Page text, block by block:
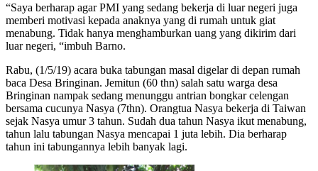
“Saya berharap agar PMI yang sedang bekerja di luar negeri juga
memberi motivasi kepada anaknya yang di rumah untuk giat
menabung. Tidak hanya menghamburkan uang yang dikirim dari
luar negeri, “imbuh Barno.
Rabu, (1/5/19) acara buka tabungan masal digelar di depan rumah
baca Desa Bringinan. Jemitun (60 thn) salah satu warga desa
Bringinan nampak sedang menunggu antrian bongkar celengan
bersama cucunya Nasya (7thn). Orangtua Nasya bekerja di Taiwan
sejak Nasya umur 3 tahun. Sudah dua tahun Nasya ikut menabung,
tahun lalu tabungan Nasya mencapai 1 juta lebih. Dia berharap
tahun ini tabungannya lebih banyak lagi.